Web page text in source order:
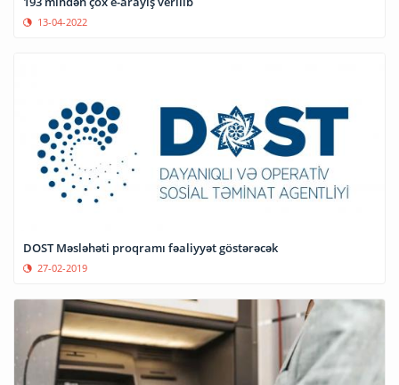
13-04-2022
DOST Məsləhəti proqramı fəaliyyət göstərəcək
27-02-2019